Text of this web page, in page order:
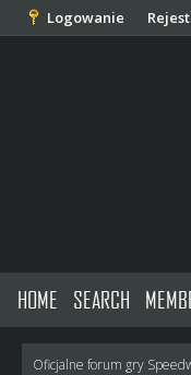
Logowanie
HOME SEARCH
Oficjalne forum gry